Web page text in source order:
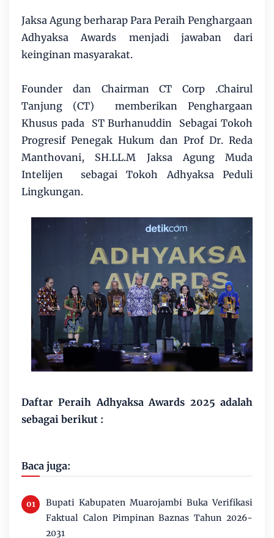
Jaksa Agung berharap Para Peraih Penghargaan
Adhyaksa Awards menjadi jawaban dari
keinginan masyarakat.
Founder dan Chairman CT Corp .Chairul
Tanjung (CT) memberikan Penghargaan
Khusus pada ST Burhanuddin Sebagai Tokoh
Progresif Penegak Hukum dan Prof Dr. Reda
Manthovani, SH.LL.M Jaksa Agung Muda
Intelijen sebagai Tokoh Adhyaksa Peduli
Lingkungan.
Daftar Peraih Adhyaksa Awards 2025 adalah
sebagai berikut :
Baca juga:
Bupati Kabupaten Muarojambi Buka Verifikasi
Faktual Calon Pimpinan Baznas Tahun 2026-
2031